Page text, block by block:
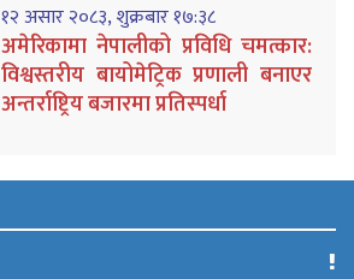
१२ असार २०८३, शुक्रबार १७:३८
अमेरिकामा नेपालीको प्रविधि चमत्कार:
विश्वस्तरीय बायोमेट्रिक प्रणाली बनाएर
अन्तर्राष्ट्रिय बजारमा प्रतिस्पर्धा